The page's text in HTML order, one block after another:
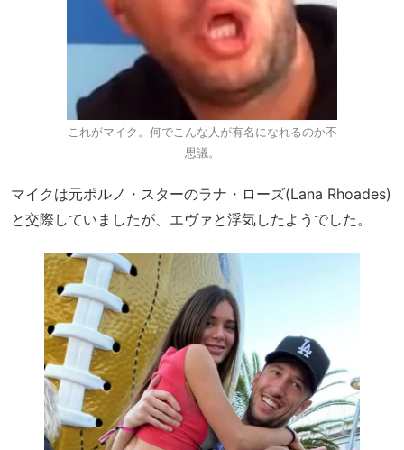
これがマイク。何でこんな人が有名になれるのか不
思議。
マイクは元ポルノ・スターのラナ・ローズ(Lana Rhoades)
と交際していましたが、エヴァと浮気したようでした。